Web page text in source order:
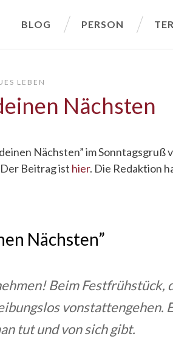
BLOG PERSON
LEBEN
Nächsten
Nächsten” im
Beitrag ist hier. Die Redaktion
Nächsten”
Beim Festfrühstück,
vonstattengehen.
tut und von sich gibt.